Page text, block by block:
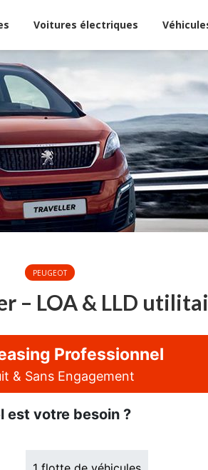
Voitures électriques
PEUGEOT
– LOA & LLD